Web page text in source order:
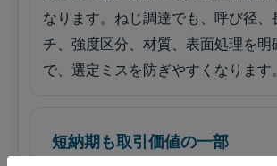
なります。ねじ調達でも、呼び径、
チ、強度区分、材質、表面処理を明
で、選定ミスを防ぎやすくなります
短納期も取引価値の一部